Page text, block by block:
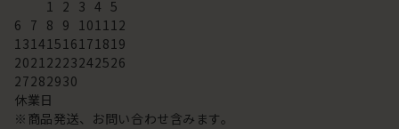
1 2 3 4 5
6 7 8 9 101112
13141516171819
20212223242526
27282930
休業日
※商品発送、お問い合わせ含みます。